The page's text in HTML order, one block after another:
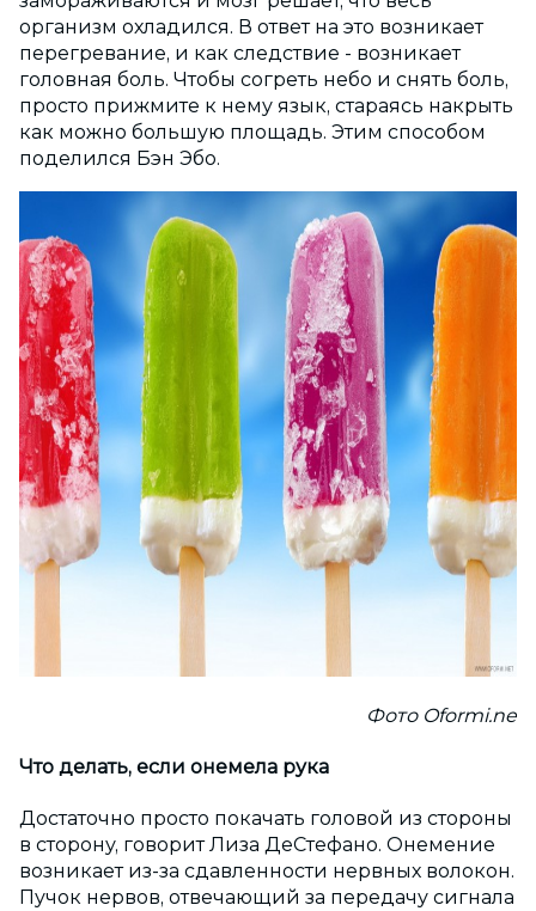
организм охладился. В ответ на это возникает
перегревание, и как следствие - возникает
головная боль. Чтобы согреть небо и снять боль,
просто прижмите к нему язык, стараясь накрыть
как можно большую площадь. Этим способом
поделился Бэн Эбо.
Фото Oformi.ne
Что делать, если онемела рука
Достаточно просто покачать головой из стороны
в сторону, говорит Лиза ДеСтефано. Онемение
возникает из-за сдавленности нервных волокон.
Пучок нервов, отвечающий за передачу сигнала